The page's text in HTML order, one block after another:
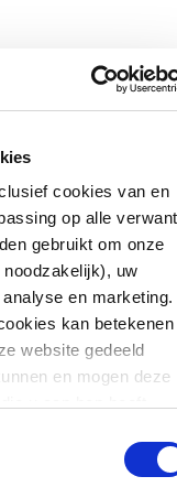
cookies van en
op alle
gebruikt om onze
uw
en marketing.
kan betekenen
website gedeeld
en mogen deze
zich ook buiten
van SAAM zijn
van
(driekamer
43 en